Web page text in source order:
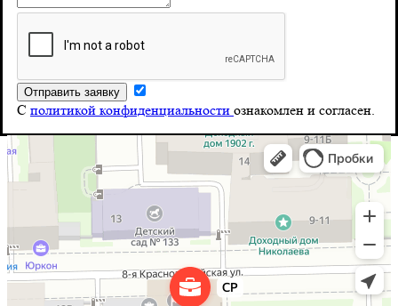
С политикой конфиденциальности ознакомлен и согласен.
Телефон
8 (804) 555-10-39
Почта